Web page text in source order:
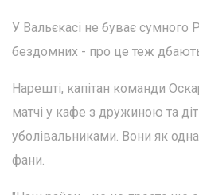
У Вальєкасі не буває сумного
бездомних - про це теж
Нарешті, капітан команди
матчі у кафе з дружиною та
уболівальниками. Вони як одна
фани.